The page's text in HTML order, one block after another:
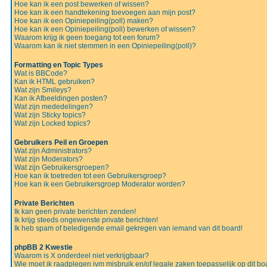
Hoe kan ik een post bewerken of wissen?
Hoe kan ik een handtekening toevoegen aan mijn post?
Hoe kan ik een Opiniepeiling(poll) maken?
Hoe kan ik een Opiniepeiling(poll) bewerken of wissen?
Waarom krijg ik geen toegang tot een forum?
Waarom kan ik niet stemmen in een Opiniepeiling(poll)?
Formatting en Topic Types
Wat is BBCode?
Kan ik HTML gebruiken?
Wat zijn Smileys?
Kan ik Afbeeldingen posten?
Wat zijn mededelingen?
Wat zijn Sticky topics?
Wat zijn Locked topics?
Gebruikers Peil en Groepen
Wat zijn Administrators?
Wat zijn Moderators?
Wat zijn Gebruikersgroepen?
Hoe kan ik toetreden tot een Gebruikersgroep?
Hoe kan ik een Gebruikersgroep Moderator worden?
Private Berichten
Ik kan geen private berichten zenden!
Ik krijg steeds ongewenste private berichten!
Ik heb spam of beledigende email gekregen van iemand van dit board!
phpBB 2 Kwestie
Waarom is X onderdeel niet verkrijgbaar?
Wie moet ik raadplegen ivm misbruik en/of legale zaken toepasselijk op dit